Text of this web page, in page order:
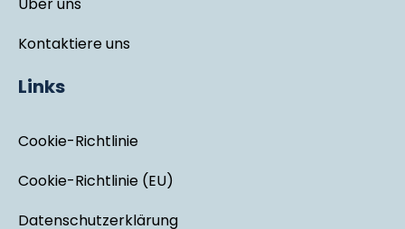
Kontaktiere uns
Links
Cookie-Richtlinie
Cookie-Richtlinie (EU)
Datenschutzerklärung